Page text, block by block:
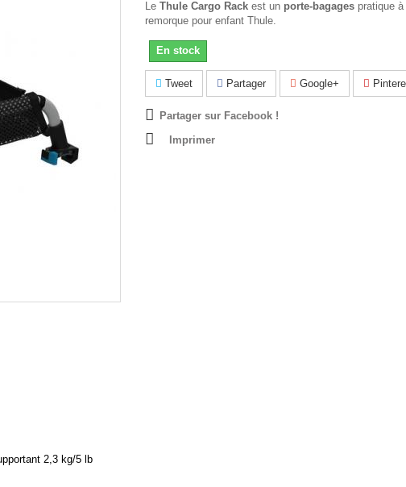
Le Thule Cargo Rack est un porte-bagages pratique
remorque pour enfant Thule.
En stock
Tweet Partager Google+
Partager sur Facebook !
Imprimer
2,3 kg/5 lb